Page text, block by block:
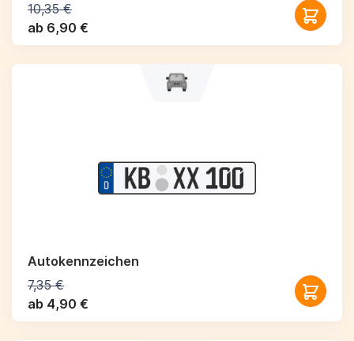
10,35 €
ab 6,90 €
Autokennzeichen
7,35 €
ab 4,90 €